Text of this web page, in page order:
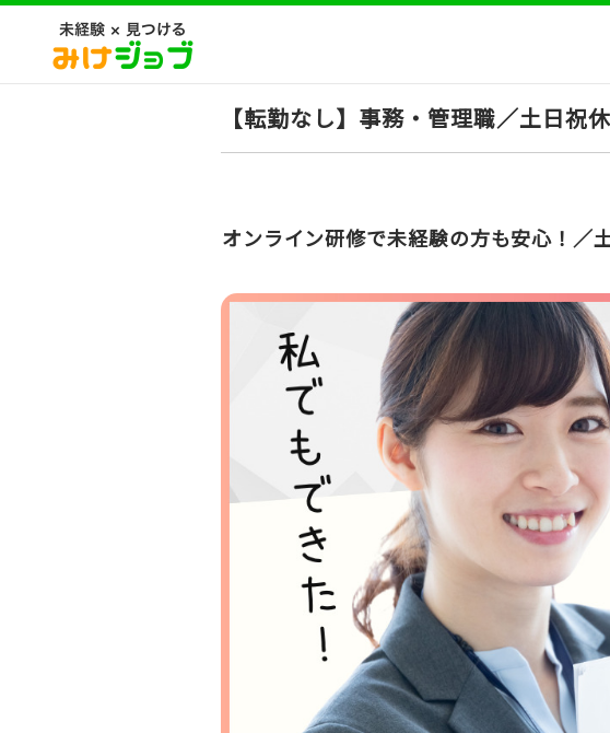
【転勤なし】事務・管理職／土日
オンライン研修で未経験の方も安心！／